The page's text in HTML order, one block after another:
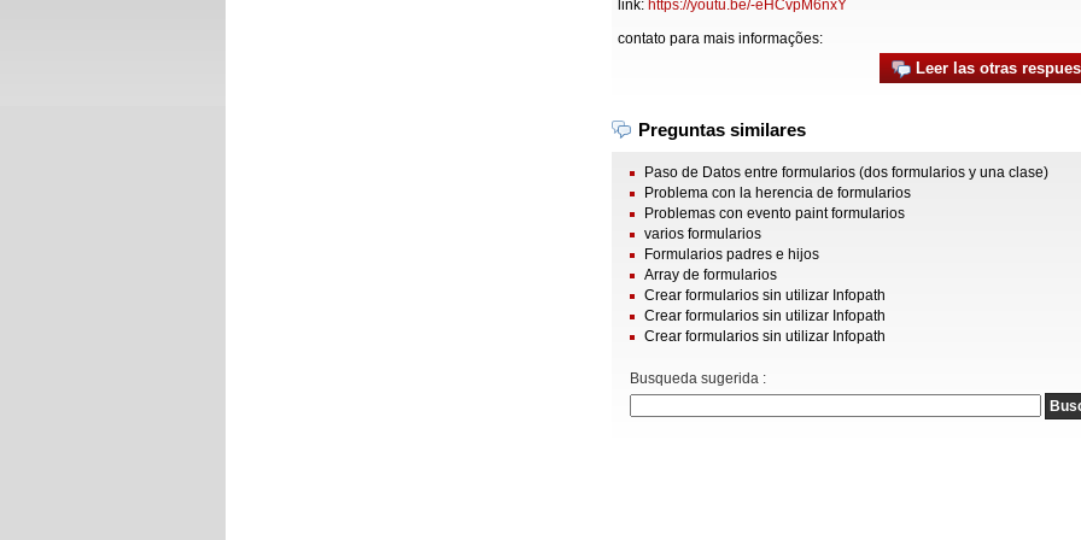
link: https://youtu.be/-eHCvpM6nxY
contato para mais informações:
Leer las otras
Preguntas similares
Paso de Datos entre formularios (dos formularios y una clase)
Problema con la herencia de formularios
Problemas con evento paint formularios
varios formularios
Formularios padres e hijos
Array de formularios
Crear formularios sin utilizar Infopath
Crear formularios sin utilizar Infopath
Crear formularios sin utilizar Infopath
Busqueda sugerida :